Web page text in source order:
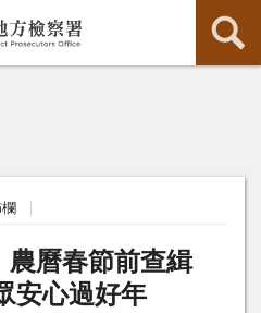
農曆春節前查緝
安心過好年